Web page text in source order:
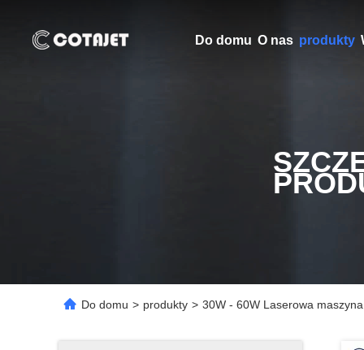
Do domu O nas produkty
Do domu > produkty > 30W - 60W Laserowa